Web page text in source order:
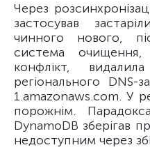
Через
застосував
чинного нового,
система очищення,
конфлікт,
регіонального DNS-
1.amazonaws.com. У
порожнім.
DynamoDB зберігав
недоступним через